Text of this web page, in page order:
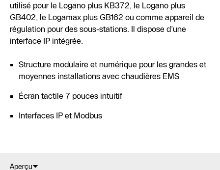
utilisé pour le Logano plus KB372, le Logano plus
GB402, le Logamax plus GB162 ou comme appareil de
régulation pour des sous-stations. Il dispose d’une
interface IP intégrée.
Structure modulaire et numérique pour les grandes et
moyennes installations avec chaudières EMS
Écran tactile 7 pouces intuitif
Interfaces IP et Modbus
Aperçu